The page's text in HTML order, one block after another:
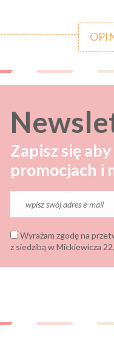
Zapisz się
promocjach i
Wyrażam zgodę na
z siedzibą w Mickiewicza